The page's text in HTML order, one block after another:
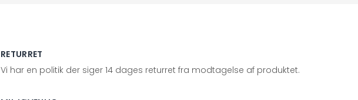
RETURRET
Vi har en politik der siger 14 dages returret fra modtagelse af produktet.